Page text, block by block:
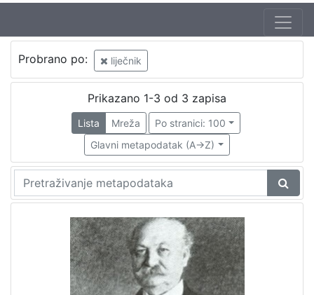
Probrano po: liječnik
Prikazano 1-3 od 3 zapisa
Lista Mreža
Po stranici: 100
Glavni metapodatak (A->Z)